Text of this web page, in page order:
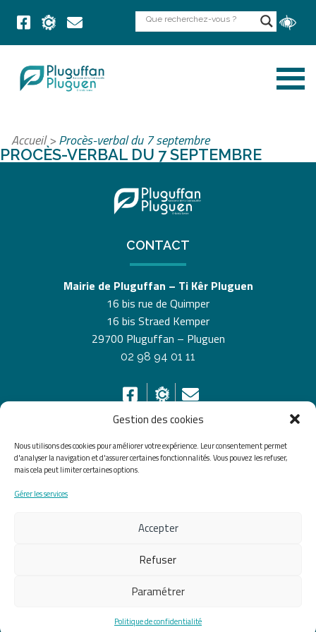
Gestion des cookies
Nous utilisons des cookies pour améliorer votre expérience. Leur consentement permet
d'analyser la navigation et d'assurer certaines fonctionnalités. Vous pouvez les refuser,
mais cela peut limiter certaines options.
Gérer les services
Accepter
Refuser
Paramétrer
Politique de confidentialité
Accueil>Procès-verbal du 7 septembre
PROCÈS-VERBAL DU 7 SEPTEMBRE
CONTACT
Mairie de Pluguffan – Ti Kêr Pluguen
16 bis rue de Quimper
16 bis Straed Kemper
29700 Pluguffan – Pluguen
02 98 94 01 11
HORAIRES D’OUVERTURE
Du lundi au vendredi de 8h30 à 12h30 et de 13h30 à
Accessibilité
Confidentialité